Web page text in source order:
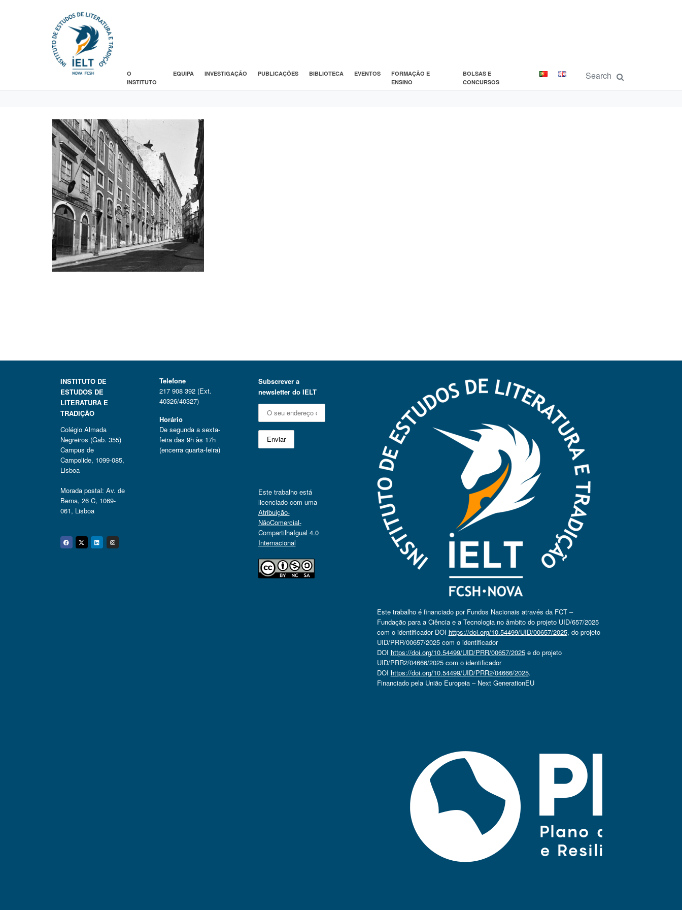
O
INSTITUTO
EQUIPA INVESTIGAÇÃO PUBLICAÇÕES BIBLIOTECA EVENTOS
FORMAÇÃO E
ENSINO
BOLSAS E
CONCURSOS
INSTITUTO DE
ESTUDOS DE
LITERATURA E
TRADIÇÃO
Colégio Almada
Negreiros (Gab. 355)
Campus de
Campolide, 1099-085,
Lisboa
Morada postal: Av. de
Berna, 26 C, 1069-
061, Lisboa
Facebook
Twitter
Linkedin
Instagram
Telefone
217 908 392 (Ext.
40326/40327)
Horário
De segunda a sexta-
feira das 9h às 17h
(encerra quarta-feira)
Subscrever a
newsletter do IELT
Este trabalho está
licenciado com uma
Atribuição-
NãoComercial-
CompartilhaIgual 4.0
Internacional
Este trabalho é financiado por Fundos Nacionais através da FCT –
Fundação para a Ciência e a Tecnologia no âmbito do projeto UID/657/2025
com o identificador DOI https://doi.org/10.54499/UID/00657/2025, do projeto
UID/PRR/00657/2025 com o identificador
DOI https://doi.org/10.54499/UID/PRR/00657/2025e do projeto
UID/PRR2/04666/2025 com o identificador
DOI https://doi.org/10.54499/UID/PRR2/04666/2025.
Financiado pela União Europeia – Next GenerationEU